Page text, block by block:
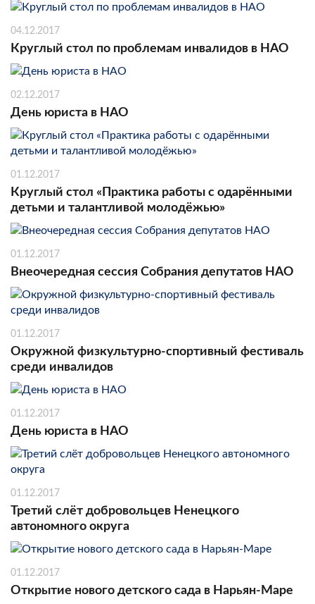
04.12.2017
Круглый стол по проблемам инвалидов в НАО
02.12.2017
День юриста в НАО
01.12.2017
Круглый стол «Практика работы с одарёнными
детьми и талантливой молодёжью»
01.12.2017
Внеочередная сессия Собрания депутатов НАО
01.12.2017
Окружной физкультурно-спортивный фестиваль
среди инвалидов
01.12.2017
День юриста в НАО
01.12.2017
Третий слёт добровольцев Ненецкого
автономного округа
01.12.2017
Открытие нового детского сада в Нарьян-Маре